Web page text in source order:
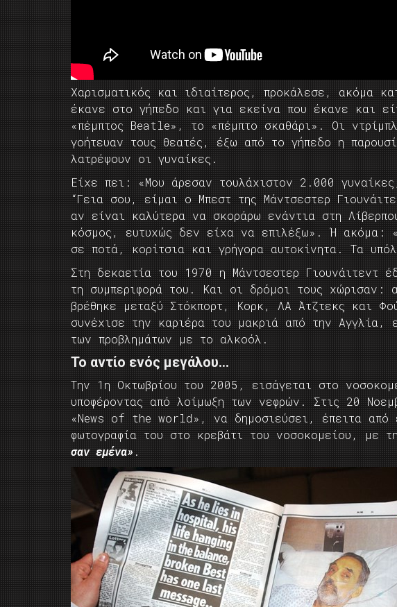
Χαρισματικός και ιδιαίτερος, προκάλεσε, ακόμα
έκανε στο γήπεδο και για εκείνα που έκανε και
«πέμπτος Beatle», το «πέμπτο σκαθάρι». Οι
γοήτευαν τους θεατές, έξω από το γήπεδο η
λατρέψουν οι γυναίκες.
Είχε πει: «Μου άρεσαν τουλάχιστον 2.000
“Γεια σου, είμαι ο Μπεστ της Μάντσεστερ
αν είναι καλύτερα να σκοράρω ενάντια στη
κόσμος, ευτυχώς δεν είχα να επιλέξω». Ή ακόμα:
σε ποτά, κορίτσια και γρήγορα αυτοκίνητα. Τα
Στη δεκαετία του 1970 η Μάντσεστερ Γιουνάιτεντ
τη συμπεριφορά του. Και οι δρόμοι τους
βρέθηκε μεταξύ Στόκπορτ, Κορκ, ΛΑ Άτζτεκς και
συνέχισε την καριέρα του μακριά από την
των προβλημάτων με το αλκοόλ.
To αντίο ενός μεγάλου…
Την 1η Οκτωβρίου του 2005, εισάγεται στο
υποφέροντας από λοίμωξη των νεφρών. Στις 20
«News of the world», να δημοσιεύσει, έπειτα από
φωτογραφία του στο κρεβάτι του νοσοκομείου, με
σαν εμένα» .